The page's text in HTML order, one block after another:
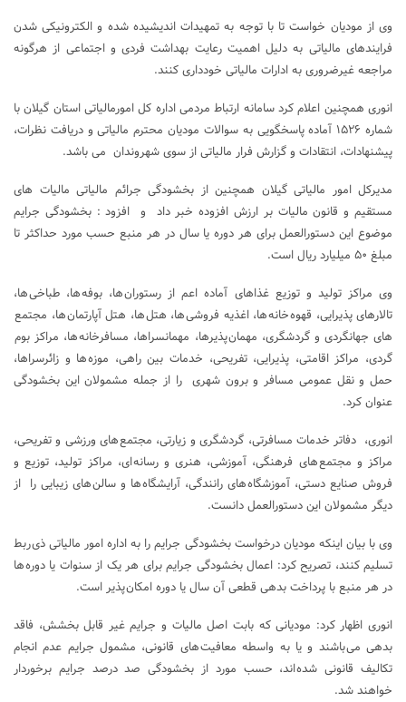
وی از مودیان خواست تا با توجه به تمهیدات اندیشیده شده و الکترونیکی شدن
فرایندهای مالیاتی به دلیل اهمیت رعایت بهداشت فردی و اجتماعی از هرگونه
مراجعه غیرضروری به ادارات مالیاتی خودداری کنند.
انوری همچنین اعلام کرد سامانه ارتباط مردمی اداره کل امورمالیاتی استان گیلان با
شماره ۱۵۲۶ آماده پاسخگویی به سوالات مودیان محترم مالیاتی و دریافت نظرات،
پیشنهادات، انتقادات و گزارش فرار مالیاتی از سوی شهروندان می باشد.
مدیرکل امور مالیاتی گیلان همچنین از بخشودگی جرائم مالیاتی مالیات های
مستقیم و قانون مالیات بر ارزش افزوده خبر داد و افزود : بخشودگی جرایم
موضوع این دستورالعمل برای هر دوره یا سال در هر منبع حسب مورد حداکثر تا
مبلغ ۵۰ میلیارد ریال است.
وی مراکز تولید و توزیع غذاهای آماده اعم از رستوران ها، بوفه ها، طباخی ها،
تالارهای پذیرایی، قهوه خانه ها، اغذیه فروشی ها، هتل ها، هتل آپارتمان ها، مجتمع
های جهانگردی و گردشگری، مهمان پذیرها، مهمانسراها، مسافرخانه ها، مراکز بوم
گردی، مراکز اقامتی، پذیرایی، تفریحی، خدمات بین راهی، موزه ها و زائرسراها،
حمل و نقل عمومی مسافر و برون شهری را از جمله مشمولان این بخشودگی
عنوان کرد.
انوری، دفاتر خدمات مسافرتی، گردشگری و زیارتی، مجتمع های ورزشی و تفریحی،
مراکز و مجتمع های فرهنگی، آموزشی، هنری و رسانه ای، مراکز تولید، توزیع و
فروش صنایع دستی، آموزشگاه های رانندگی، آرایشگاه ها و سالن های زیبایی را از
دیگر مشمولان این دستورالعمل دانست.
وی با بیان اینکه مودیان درخواست بخشودگی جرایم را به اداره امور مالیاتی ذی ربط
تسلیم کنند، تصریح کرد: اعمال بخشودگی جرایم برای هر یک از سنوات یا دوره ها
در هر منبع با پرداخت بدهی قطعی آن سال یا دوره امکان پذیر است.
انوری اظهار کرد: مودیانی که بابت اصل مالیات و جرایم غیر قابل بخشش، فاقد
بدهی می باشند و یا به واسطه معافیت های قانونی، مشمول جرایم عدم انجام
تکالیف قانونی شده اند، حسب مورد از بخشودگی صد درصد جرایم برخوردار
خواهند شد.